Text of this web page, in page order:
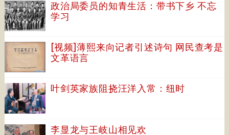
政治局委员的知青生活：带书下乡 不忘
学习
[视频]薄熙来向记者引述诗句 网民查考是
文革语言
叶剑英家族阻挠汪洋入常：纽时
李显龙与王岐山相见欢